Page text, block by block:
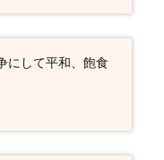
にして平和、飽食